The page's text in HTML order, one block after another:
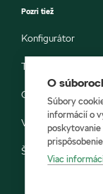
Pozri tiež
Konfigurátor
Testovacia jazda
Objednávka do
Vozidlá ihneď k
Škoda E-shop
O
Súbory
informácií o
poskytovanie
Viac